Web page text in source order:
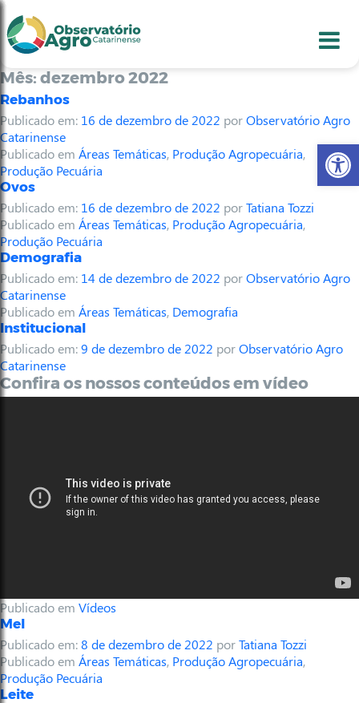
2
3
4
Mês: dezembro 2022
Rebanhos
Publicado em: 16 de dezembro de 2022 porObservatório Agro
Catarinense
Publicado em Áreas Temáticas, Produção Agropecuária,
Produção Pecuária
Ovos
Publicado em: 16 de dezembro de 2022 porTatiana Tozzi
Publicado em Áreas Temáticas, Produção Agropecuária,
Produção Pecuária
Demografia
Publicado em: 14 de dezembro de 2022 porObservatório Agro
Catarinense
Publicado em Áreas Temáticas, Demografia
Institucional
Publicado em:9 de dezembro de 2022 porObservatório Agro
Catarinense
Confira os nossos conteúdos em vídeo
Publicado em Vídeos
Mel
Publicado em:8 de dezembro de 2022 porTatiana Tozzi
Publicado em Áreas Temáticas, Produção Agropecuária,
Produção Pecuária
Leite